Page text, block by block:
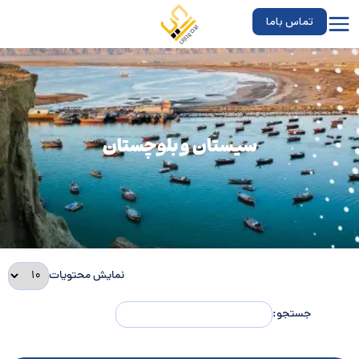
تماس باما
سیستان و بلوچستان
نمایش محتویات
جستجو: